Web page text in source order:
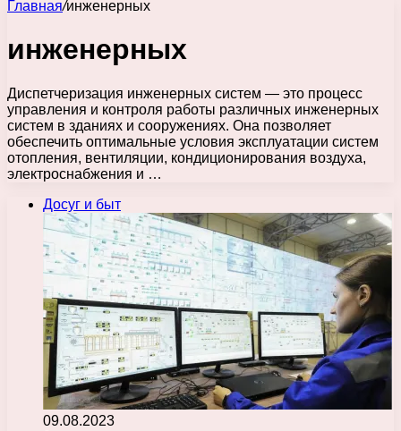
Главная/инженерных
инженерных
Диспетчеризация инженерных систем — это процесс
управления и контроля работы различных инженерных
систем в зданиях и сооружениях. Она позволяет
обеспечить оптимальные условия эксплуатации систем
отопления, вентиляции, кондиционирования воздуха,
электроснабжения и …
Досуг и быт
09.08.2023